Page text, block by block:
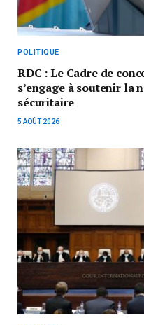
POLITIQUE
RDC : Le Cadre de
s’engage à soutenir la
sécuritaire
5 AOÛT 2026